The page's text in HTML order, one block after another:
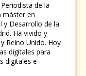
de la
máster en
y Desarrollo de la
Ha vivido y
Reino Unido. Hoy
digitales para
digitales e